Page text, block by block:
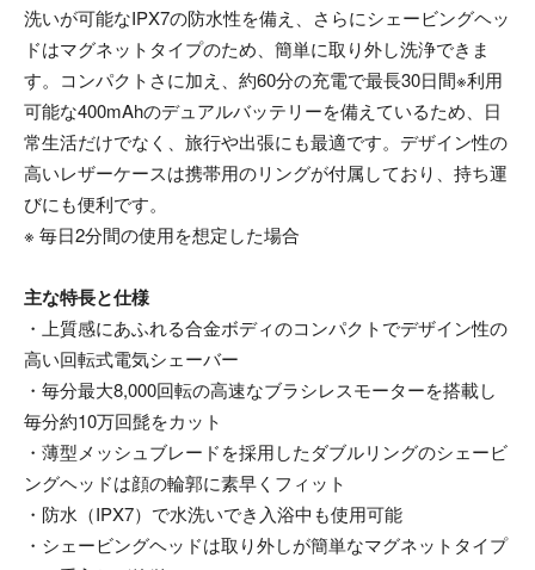
洗いが可能なIPX7の防水性を備え、さらにシェービングヘッ
ドはマグネットタイプのため、簡単に取り外し洗浄できま
す。コンパクトさに加え、約60分の充電で最長30日間※利用
可能な400mAhのデュアルバッテリーを備えているため、日
常生活だけでなく、旅行や出張にも最適です。デザイン性の
高いレザーケースは携帯用のリングが付属しており、持ち運
びにも便利です。
※ 毎日2分間の使用を想定した場合
主な特長と仕様
・上質感にあふれる合金ボディのコンパクトでデザイン性の
高い回転式電気シェーバー
・毎分最大8,000回転の高速なブラシレスモーターを搭載し
毎分約10万回髭をカット
・薄型メッシュブレードを採用したダブルリングのシェービ
ングヘッドは顔の輪郭に素早くフィット
・防水（IPX7）で水洗いでき入浴中も使用可能
・シェービングヘッドは取り外しが簡単なマグネットタイプ